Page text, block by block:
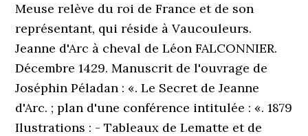
Meuse relève du roi de France et de son
représentant, qui réside à Vaucouleurs.
Jeanne d'Arc à cheval de Léon FALCONNIER.
Décembre 1429. Manuscrit de l'ouvrage de
Joséphin Péladan : «. Le Secret de Jeanne
d'Arc. ; plan d'une conférence intitulée : «. 1879
Ilustrations : - Tableaux de Lematte et de